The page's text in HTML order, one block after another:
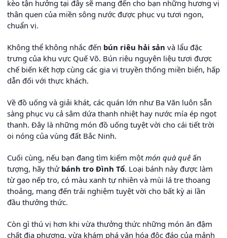
kèo tận hưởng tại đây sẽ mang đến cho bạn những hương vị
thân quen của miền sông nước được phục vụ tươi ngon,
chuẩn vị.
Không thể không nhắc đến bún riêu hải sản và lẩu đặc
trưng của khu vực Quế Võ. Bún riêu nguyên liệu tươi được
chế biến kết hợp cùng các gia vị truyền thống miền biển, hấp
dẫn đối với thực khách.
Về đồ uống và giải khát, các quán lớn như Ba Văn luôn sẵn
sàng phục vụ cả sâm dứa thanh nhiệt hay nước mía ép ngọt
thanh. Đây là những món đồ uống tuyệt vời cho cái tiết trời
oi nóng của vùng đất Bắc Ninh.
Cuối cùng, nếu bạn đang tìm kiếm một món quà quê ấn
tượng, hãy thử bánh tro Đình Tổ. Loại bánh này được làm
từ gạo nếp tro, có màu xanh tự nhiên và mùi lá tre thoang
thoảng, mang đến trải nghiệm tuyệt vời cho bất kỳ ai lần
đầu thưởng thức.
Còn gì thú vị hơn khi vừa thưởng thức những món ăn đậm
chất địa phương, vừa khám phá văn hóa độc đáo của mảnh